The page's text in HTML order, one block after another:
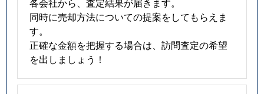
同時に売却方法についての提案をしてもらえま
す。
正確な金額を把握する場合は、訪問査定の希望
を出しましょう！